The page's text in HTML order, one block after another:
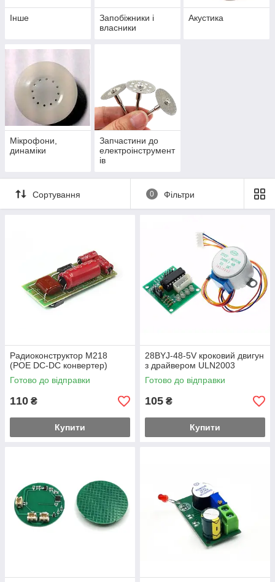
Інше
Запобіжники і
власники
Акустика
Мікрофони,
динаміки
Запчастини до
електроінструмент
ів
Сортування 0 Фільтри
Радиоконструктор M218
(POE DC-DC конвертер)
Готово до відправки
110 ₴
Купити
28BYJ-48-5V кроковий двигун
з драйвером ULN2003
Готово до відправки
105 ₴
Купити